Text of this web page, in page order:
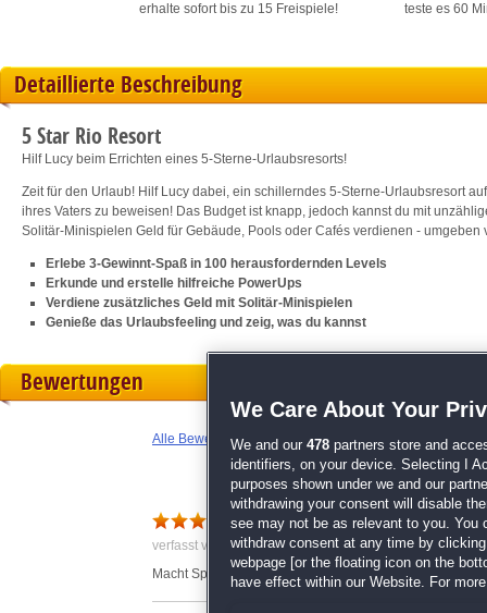
erhalte sofort bis zu 15 Freispiele!
teste es 60
Detaillierte Beschreibung
5 Star Rio Resort
Hilf Lucy beim Errichten eines 5-Sterne-Urlaubsresorts!
Zeit für den Urlaub! Hilf Lucy dabei, ein schillerndes 5-Sterne-Urlaubsresort
ihres Vaters zu beweisen! Das Budget ist knapp, jedoch kannst du mit
Solitär-Minispielen Geld für Gebäude, Pools oder Cafés verdienen - umgeben
Erlebe 3-Gewinnt-Spaß in 100 herausfordernden Levels
Erkunde und erstelle hilfreiche PowerUps
Verdiene zusätzliches Geld mit Solitär-Minispielen
Genieße das Urlaubsfeeling und zeig, was du kannst
Bewertungen
Alle Bewertungen anzeigen
Klasse
verfasst von Anonym am 11.08.2017 um 13:02
Macht Spaß
We Care About Your
We and our 478 partners store and
identifiers, on your device. Selecting I
purposes shown under we and our
withdrawing your consent will disable
see may not be as relevant to you. You
withdraw consent at any time by
webpage [or the floating icon on the
have effect within our Website. For